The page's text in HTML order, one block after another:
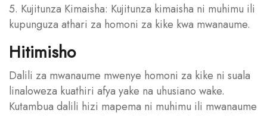
5. Kujitunza Kimaisha: Kujitunza kimaisha ni muhimu ili
kupunguza athari za homoni za kike kwa mwanaume.
Hitimisho
Dalili za mwanaume mwenye homoni za kike ni suala
linaloweza kuathiri afya yake na uhusiano wake.
Kutambua dalili hizi mapema ni muhimu ili mwanaume